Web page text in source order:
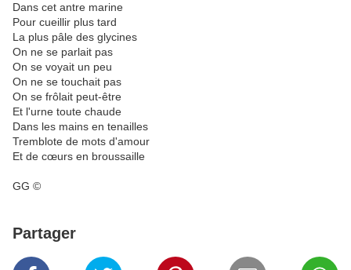
Dans cet antre marine
Pour cueillir plus tard
La plus pâle des glycines
On ne se parlait pas
On se voyait un peu
On ne se touchait pas
On se frôlait peut-être
Et l'urne toute chaude
Dans les mains en tenailles
Tremblote de mots d'amour
Et de cœurs en broussaille
GG ©
Partager